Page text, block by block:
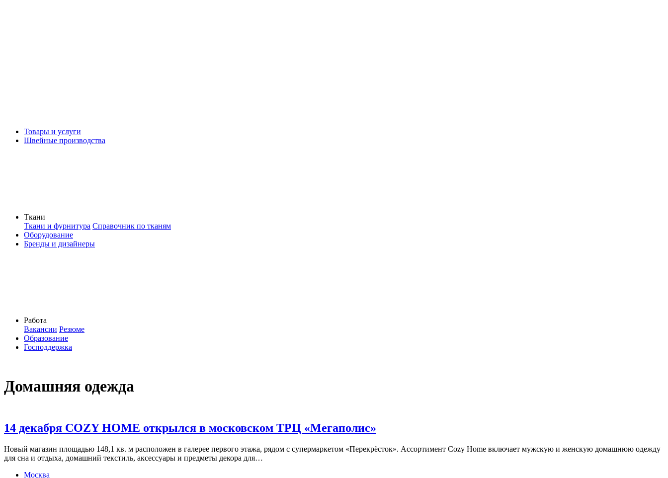
Товары и услуги
Швейные производства
Ткани
Ткани и фурнитура Справочник по тканям
Оборудование
Бренды и дизайнеры
Работа
Вакансии Резюме
Образование
Господдержка
Домашняя одежда
14 декабря COZY HOME открылся в московском ТРЦ «Мегаполис»
Новый магазин площадью 148,1 кв. м расположен в галерее первого этажа, рядом с супермаркетом «Перекрёсток». Ассортимент Cozy Home включает мужскую и женскую домашнюю одежду
для сна и отдыха, домашний текстиль, аксессуары и предметы декора для…
Москва